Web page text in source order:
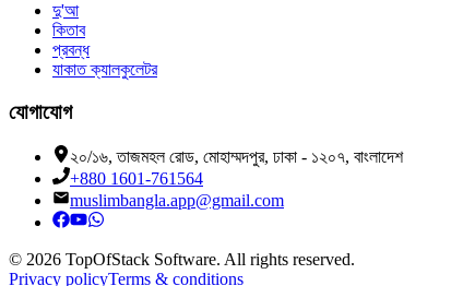
দু'আ
কিতাব
প্রবন্ধ
যাকাত ক্যালকুলেটর
যোগাযোগ
২০/১৬, তাজমহল রোড, মোহাম্মদপুর, ঢাকা - ১২০৭, বাংলাদেশ
+880 1601-761564
muslimbangla.app@gmail.com
© 2026 TopOfStack Software. All rights reserved.
Privacy policyTerms & conditions